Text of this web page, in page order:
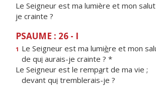
Le Seigneur est ma lumière et mon
je crainte ?
PSAUME : 26 - I
1 Le Seigneur est ma lumière et mon
de qui aurais-je crainte ? *
Le Seigneur est le rempart de ma vie ;
devant qui tremblerais-je ?